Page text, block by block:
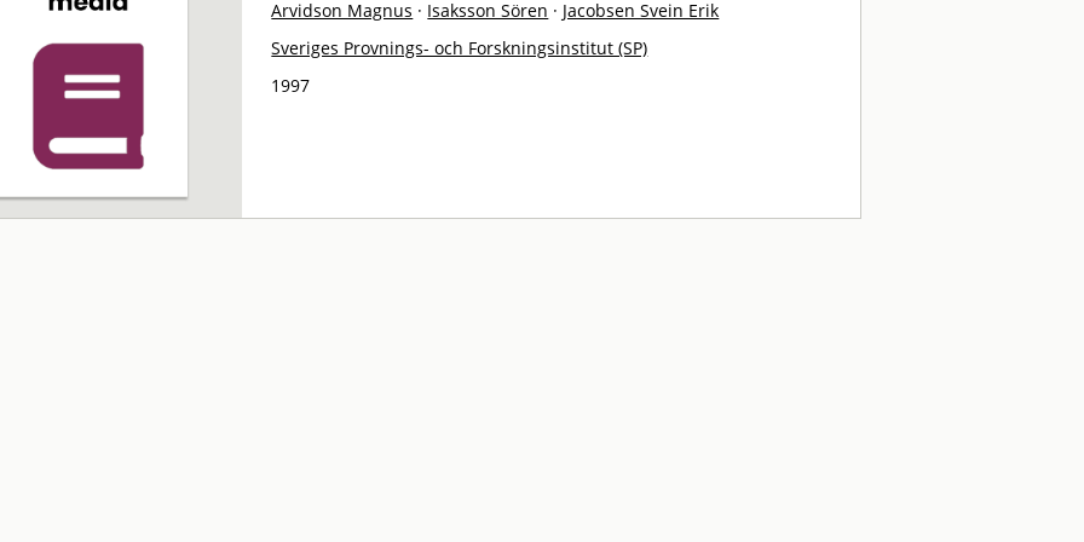
Arvidson Magnus · Isaksson Sören · Jacobsen Svein Erik
Sveriges Provnings- och Forskningsinstitut (SP)
1997